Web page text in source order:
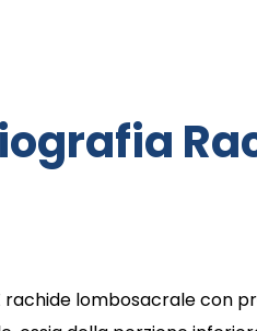
rachide lombosacrale con